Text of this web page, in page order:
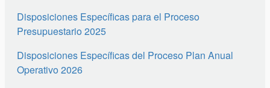
Disposiciones Específicas para el Proceso
Presupuestario 2025
Disposiciones Específicas del Proceso Plan Anual
Operativo 2026